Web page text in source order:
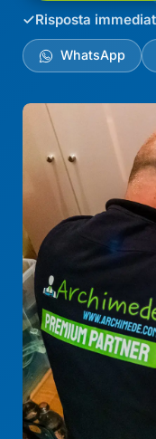
Risposta
WhatsApp